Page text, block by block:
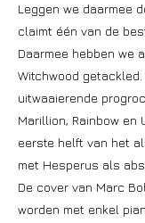
Leggen we daarmee
claimt één van de
Daarmee hebben we
Witchwood
uitwaaierende
Marillion, Rainbow
eerste helft van het
met Hesperus als
De cover van Marc
worden met enkel